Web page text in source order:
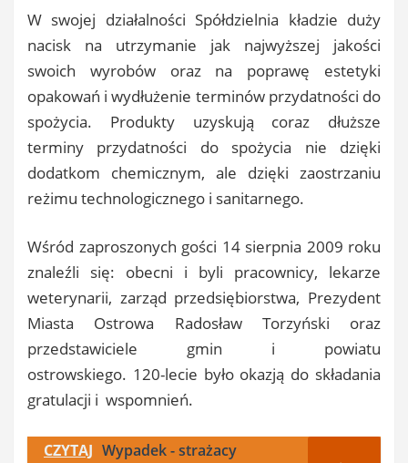
W swojej działalności Spółdzielnia kładzie duży
nacisk na utrzymanie jak najwyższej jakości
swoich wyrobów oraz na poprawę estetyki
opakowań i wydłużenie terminów przydatności do
spożycia. Produkty uzyskują coraz dłuższe
terminy przydatności do spożycia nie dzięki
dodatkom chemicznym, ale dzięki zaostrzaniu
reżimu technologicznego i sanitarnego.
Wśród zaproszonych gości 14 sierpnia 2009 roku
znaleźli się: obecni i byli pracownicy, lekarze
weterynarii, zarząd przedsiębiorstwa, Prezydent
Miasta Ostrowa Radosław Torzyński oraz
przedstawiciele gmin i powiatu
ostrowskiego. 120-lecie było okazją do składania
gratulacji i wspomnień.
CZYTAJ Wypadek - strażacy